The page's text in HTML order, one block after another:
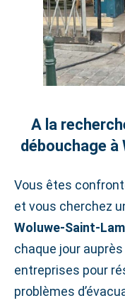
A la
débouchage à
Vous êtes
et vous cherchez
chaque jour
entreprises pour
problèmes